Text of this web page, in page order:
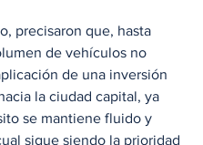
precisaron que, hasta
de vehículos no
de una inversión
la ciudad capital, ya
se mantiene fluido y
sigue siendo la prioridad